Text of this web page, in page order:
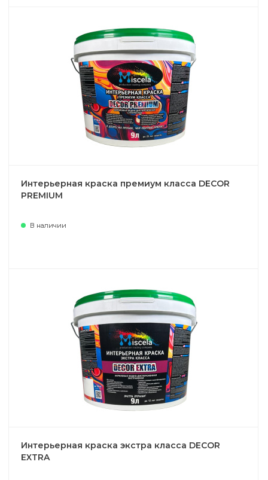
Интерьерная краска премиум класса DECOR
PREMIUM
В наличии
Интерьерная краска экстра класса DECOR
EXTRA